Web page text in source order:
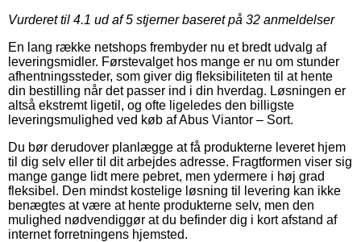
Vurderet til 4.1 ud af 5 stjerner baseret på 32 anmeldelser
En lang række netshops frembyder nu et bredt udvalg af
leveringsmidler. Førstevalget hos mange er nu om stunder
afhentningssteder, som giver dig fleksibiliteten til at hente
din bestilling når det passer ind i din hverdag. Løsningen er
altså ekstremt ligetil, og ofte ligeledes den billigste
leveringsmulighed ved køb af Abus Viantor – Sort.
Du bør derudover planlægge at få produkterne leveret hjem
til dig selv eller til dit arbejdes adresse. Fragtformen viser sig
mange gange lidt mere pebret, men ydermere i høj grad
fleksibel. Den mindst kostelige løsning til levering kan ikke
benægtes at være at hente produkterne selv, men den
mulighed nødvendiggør at du befinder dig i kort afstand af
internet forretningens hjemsted.